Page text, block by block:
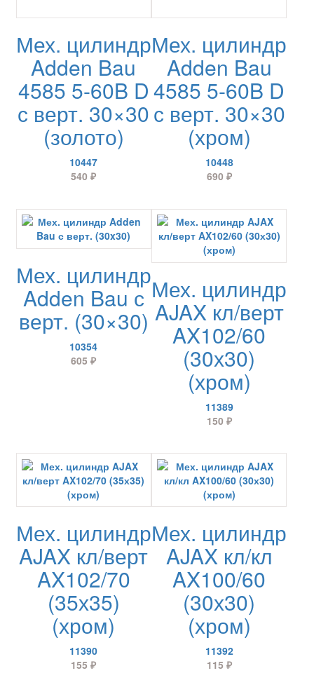
Мех. цилиндр
Adden Bau
4585 5-60B D
с верт. 30×30
(золото)
10447
540₽
Мех. цилиндр
Adden Bau
4585 5-60B D
с верт. 30×30
(хром)
10448
690 ₽
Мех. цилиндр
Adden Bau с
верт. (30×30)
10354
605₽
Мех. цилиндр
AJAX кл/верт
AX102/60
(30х30)
(хром)
11389
150 ₽
Мех. цилиндр
AJAX кл/верт
AX102/70
(35х35)
(хром)
11390
155₽
Мех. цилиндр
AJAX кл/кл
AX100/60
(30х30)
(хром)
11392
115 ₽